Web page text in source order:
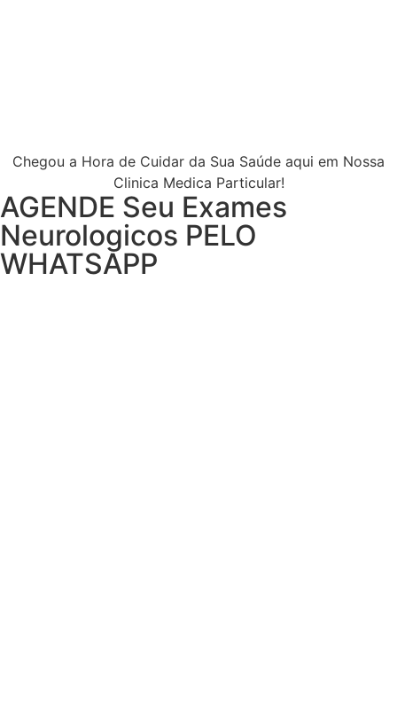
Chegou a Hora de Cuidar da Sua Saúde aqui em Nossa
Clinica Medica Particular!
AGENDE Seu Exames
Neurologicos PELO
WHATSAPP